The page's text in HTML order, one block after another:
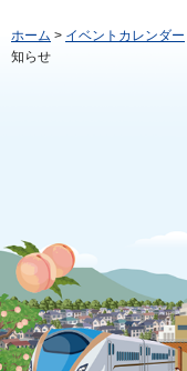
ホーム > イベントカレンダー
知らせ